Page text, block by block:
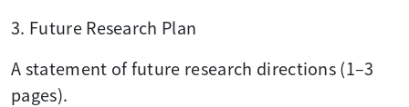
3. Future Research Plan
A statement of future research directions (1–3
pages).